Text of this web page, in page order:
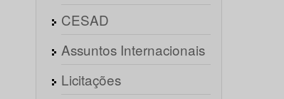
CESAD
Assuntos Internacionais
Licitações